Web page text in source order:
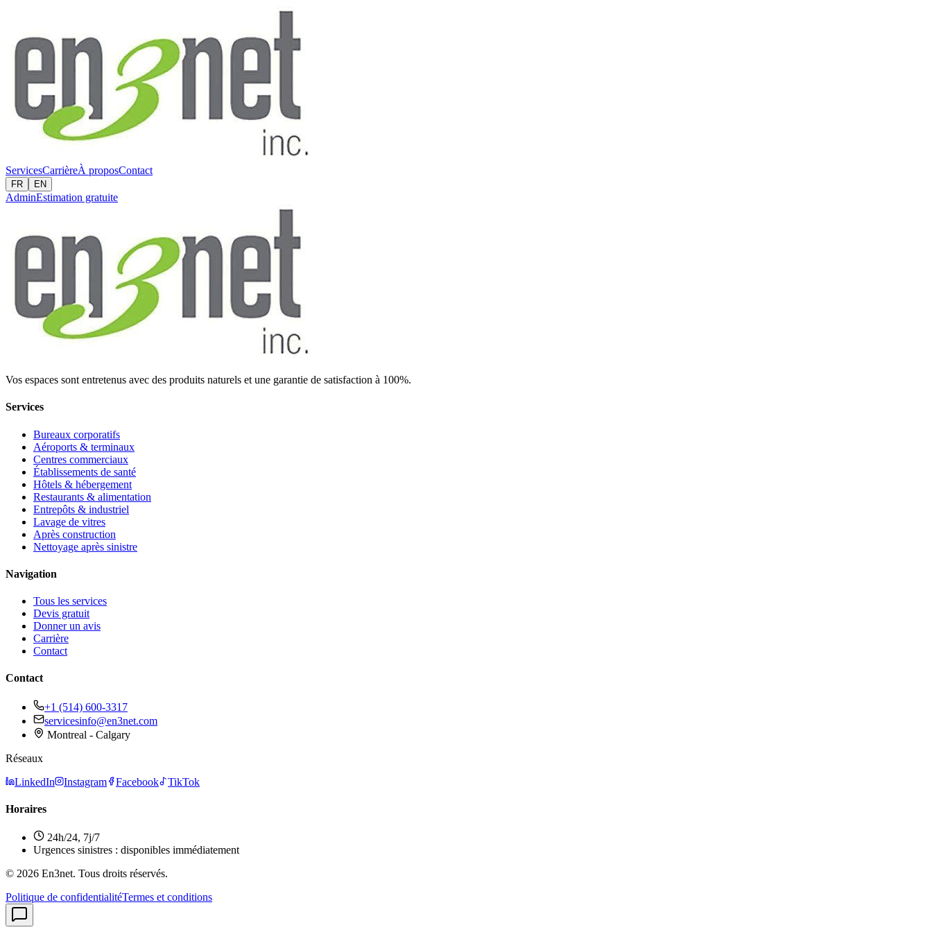
ServicesCarrièreÀ proposContact
FR EN
AdminEstimation gratuite
Vos espaces sont entretenus avec des produits naturels et une garantie de satisfaction à 100%.
Services
Bureaux corporatifs
Aéroports & terminaux
Centres commerciaux
Établissements de santé
Hôtels & hébergement
Restaurants & alimentation
Entrepôts & industriel
Lavage de vitres
Après construction
Nettoyage après sinistre
Navigation
Tous les services
Devis gratuit
Donner un avis
Carrière
Contact
Contact
+1 (514) 600-3317
servicesinfo@en3net.com
Montreal - Calgary
Réseaux
LinkedIn
Instagram Facebook TikTok
Horaires
24h/24, 7j/7
Urgences sinistres : disponibles immédiatement
© 2026 En3net. Tous droits réservés.
Politique de confidentialitéTermes et conditions